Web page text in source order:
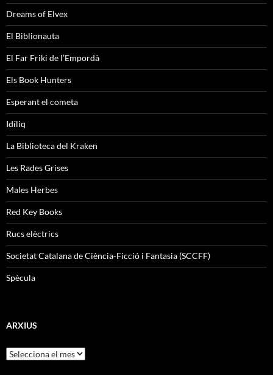
Dreams of Elvex
El Biblionauta
El Far Friki de l’Empordà
Els Book Hunters
Esperant el cometa
Idíliq
La Biblioteca del Kraken
Les Rades Grises
Males Herbes
Red Key Books
Rucs elèctrics
Societat Catalana de Ciència-Ficció i Fantasia (SCCFF)
Spècula
ARXIUS
Arxius